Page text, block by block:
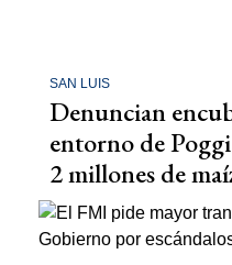
SAN LUIS
Denuncian
entorno de
2 millones de